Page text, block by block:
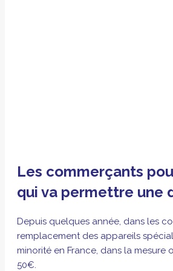
Les commerçants
qui va permettre une
Depuis quelques année, dans les
remplacement des appareils
minorité en France, dans la
50€.